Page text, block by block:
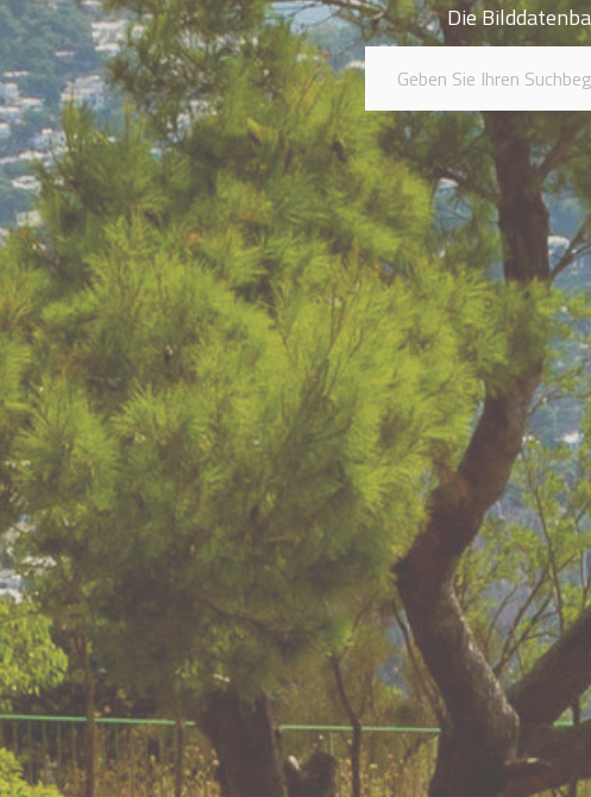
Die